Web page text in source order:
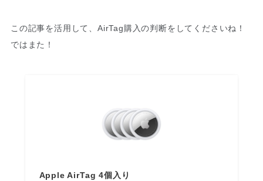
この記事を活用して、AirTag購入の判断をしてくださいね！
ではまた！
Apple AirTag 4個入り